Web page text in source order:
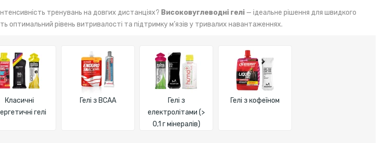
тренувань на довгих дистанціях? Високовуглеводні гелі — ідеальне рішення для швидкого
оптимальний рівень витривалості та підтримку м’язів у тривалих навантаженнях.
Класичні
гелі
Гелі з BCAA
Гелі з
електролітами (>
0,1 г мінералів)
Гелі з кофеїном